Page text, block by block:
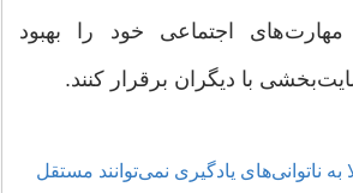
مهارت‌های اجتماعی خود را بهبود
با دیگران برقرار کنند.
مبتلا به ناتوانی‌های یادگیری نمی‌توانند مستقل